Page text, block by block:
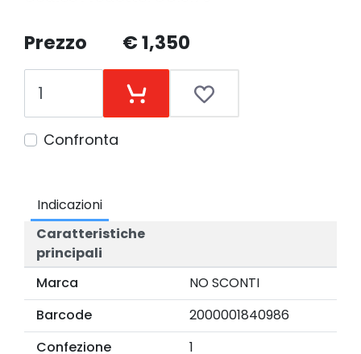
Prezzo € 1,350
Confronta
Indicazioni
Caratteristiche
principali
Marca
NO SCONTI
Barcode
2000001840986
Confezione
1